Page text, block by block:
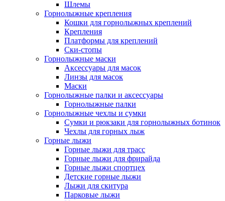
Шлемы
Горнолыжные крепления
Кошки для горнолыжных креплений
Крепления
Платформы для креплений
Ски-стопы
Горнолыжные маски
Аксессуары для масок
Линзы для масок
Маски
Горнолыжные палки и аксессуары
Горнолыжные палки
Горнолыжные чехлы и сумки
Сумки и рюкзаки для горнолыжных ботинок
Чехлы для горных лыж
Горные лыжи
Горные лыжи для трасс
Горные лыжи для фрирайда
Горные лыжи спортцех
Детские горные лыжи
Лыжи для скитура
Парковые лыжи